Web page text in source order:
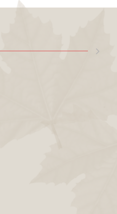
literatura catalana
d’ensenyament-aprenentatge